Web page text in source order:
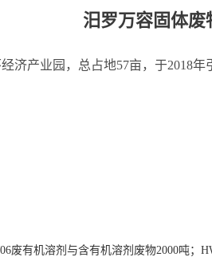
汨罗万容固体废
济产业园，总占地57亩，于2018
有机溶剂与含有机溶剂废物2000吨；